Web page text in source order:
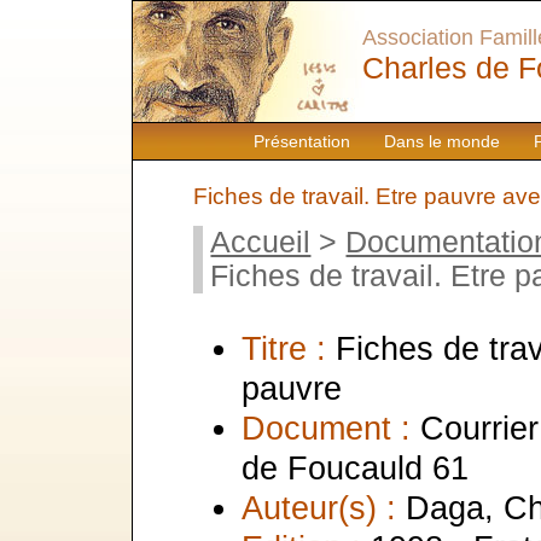
Présentation Dans le monde
Association
Charles de
Fiches de travail. Etre pauvre
Accueil >
Fiches de travail. Etre
Titre : Fiches de
pauvre
Document :
de Foucauld 61
Auteur(s) : Daga,